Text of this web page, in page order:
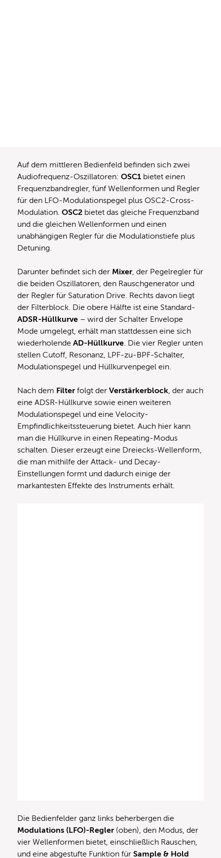
Auf dem mittleren Bedienfeld befinden sich zwei
Audiofrequenz-Oszillatoren: OSC1 bietet einen
Frequenzbandregler, fünf Wellenformen und Regler
für den LFO-Modulationspegel plus OSC2-Cross-
Modulation. OSC2 bietet das gleiche Frequenzband
und die gleichen Wellenformen und einen
unabhängigen Regler für die Modulationstiefe plus
Detuning.
Darunter befindet sich der Mixer, der Pegelregler für
die beiden Oszillatoren, den Rauschgenerator und
der Regler für Saturation Drive. Rechts davon liegt
der Filterblock. Die obere Hälfte ist eine Standard-
ADSR-Hüllkurve – wird der Schalter Envelope
Mode umgelegt, erhält man stattdessen eine sich
wiederholende AD-Hüllkurve. Die vier Regler unten
stellen Cutoff, Resonanz, LPF-zu-BPF-Schalter,
Modulationspegel und Hüllkurvenpegel ein.
Nach dem Filter folgt der Verstärkerblock, der auch
eine ADSR-Hüllkurve sowie einen weiteren
Modulationspegel und eine Velocity-
Empfindlichkeitssteuerung bietet. Auch hier kann
man die Hüllkurve in einen Repeating-Modus
schalten. Dieser erzeugt eine Dreiecks-Wellenform,
die man mithilfe der Attack- und Decay-
Einstellungen formt und dadurch einige der
markantesten Effekte des Instruments erhält.
Die Bedienfelder ganz links beherbergen die
Modulations (LFO)-Regler (oben), den Modus, der
vier Wellenformen bietet, einschließlich Rauschen,
und eine abgestufte Funktion für Sample & Hold